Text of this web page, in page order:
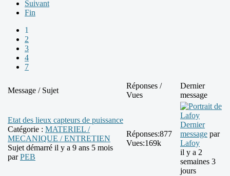
Suivant
Fin
1
2
3
4
7
Message / Sujet
Réponses /
Vues
Dernier
message
Etat des lieux capteurs de puissance
Catégorie : MATERIEL /
MECANIQUE / ENTRETIEN
Sujet démarré il y a 9 ans 5 mois
parPEB
Réponses:877
Vues:169k
Dernier
message par
Lafoy
il y a 2
semaines 3
jours